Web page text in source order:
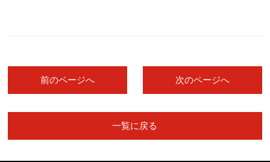
前のページへ
一覧に戻る
次のページへ